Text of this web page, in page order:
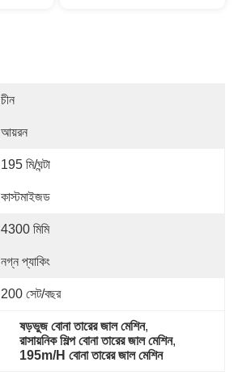
চীন
আয়রন
195 মি/ঘন্টা
কাস্টমাইজড
4300 মিমি
নগ্ন প্যাকিং
200 সেট/বছর
ষড়ভুজ বোনা তারের জাল মেশিন,
রাসায়নিক শিল্প বোনা তারের জাল মেশিন,
195m/H বোনা তারের জাল মেশিন